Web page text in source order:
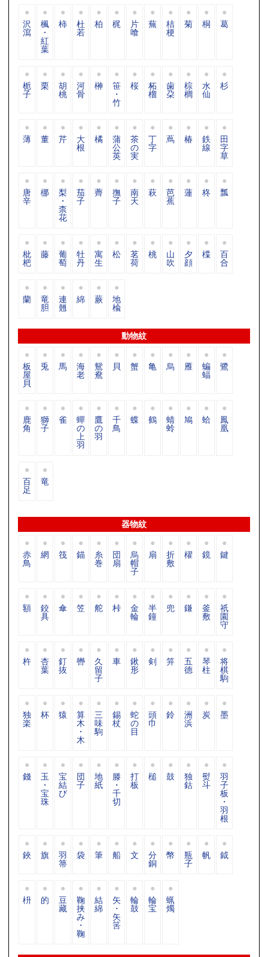
沢
瀉
楓
・
紅
葉
柿 杜
若
柏 梶 片
喰
蕪 桔
梗
菊 桐 葛
栀
子
栗 胡
桃
河
骨
榊 笹
・
竹
桜 柘
榴
歯
朶
棕
櫚
水
仙
杉
薄 董 芹 大
根
橘 蒲
公
英
茶
の
実
丁
字
蔦 椿 鉄
線
田
字
草
唐
辛
梛 梨
・
柰
花
茄
子
薺 撫
子
南
天
萩 芭
蕉
蓮 柊 瓢
枇
杷
藤 葡
萄
牡
丹
寓
生
松 茗
荷
桃 山
吹
夕
顔
楪 百
合
蘭 竜
胆
連
翹
綿 蕨 地
楡
動物紋
板
屋
貝
兎 馬 海
老
鴛
鴦
貝 蟹 亀 烏 雁 蝙
蝠
鷺
鹿
角
獅
子
雀 蟬
の
上
羽
鷹
の
羽
千
鳥
蝶 鶴 蜻
蛉
鳩 蛤 鳳
凰
百
足
竜
器物紋
赤
鳥
網 筏 錨 糸
巻
団
扇
烏
帽
子
扇 折
敷
櫂 鏡 鍵
額 鉸
具
傘 笠 舵 桛 金
輪
半
鐘
兜 鎌 釜
敷
祇
園
守
杵 杏
葉
釘
抜
轡 久
留
子
車 鍬
形
剣 笄 五
德
琴
柱
将
棋
駒
独
楽
杯 猿 算
木
・
木
三
味
駒
錫
杖
蛇
の
目
頭
巾
鈴 洲
浜
炭 墨
錢 玉
・
宝
珠
宝
結
び
団
子
地
紙
滕
・
千
切
打
板
槌 鼓 独
鈷
熨
斗
羽
子
板
・
羽
根
鋏 旗 羽
箒
袋 筆 船 文 分
銅
幣 瓶
子
帆 鉞
枡 的 豆
藏
鞠
挟
み
・
鞠
結
綿
矢
・
矢
筈
輪
鼓
輪
宝
蝋
燭